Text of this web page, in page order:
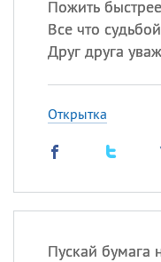
Пожить
Все что
Друг друга
Открытка
Пускай бумага